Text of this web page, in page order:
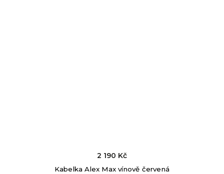
Kabelka Alex Max vínově červená
2 190 Kč